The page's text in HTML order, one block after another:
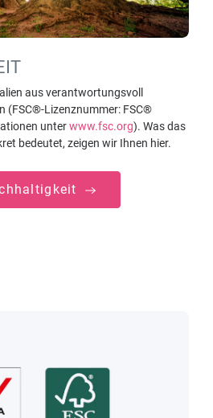
aus verantwortungsvoll
(FSC®-Lizenznummer: FSC®
unterwww.fsc.org). Was das
bedeutet, zeigen wir Ihnen hier.